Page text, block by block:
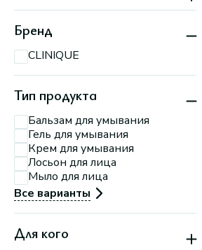
Бренд
CLINIQUE
Тип продукта
Бальзам для умывания
Гель для умывания
Крем для умывания
Лосьон для лица
Мыло для лица
Все варианты
Для кого